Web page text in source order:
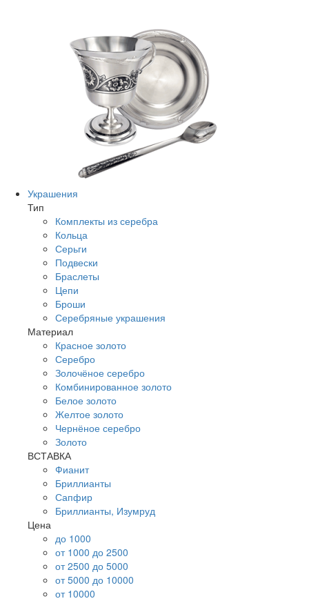
Украшения
Тип
Комплекты из серебра
Кольца
Серьги
Подвески
Браслеты
Цепи
Броши
Серебряные украшения
Материал
Красное золото
Серебро
Золочёное серебро
Комбинированное золото
Белое золото
Желтое золото
Чернёное серебро
Золото
ВСТАВКА
Фианит
Бриллианты
Сапфир
Бриллианты, Изумруд
Цена
до 1000
от 1000 до 2500
от 2500 до 5000
от 5000 до 10000
от 10000